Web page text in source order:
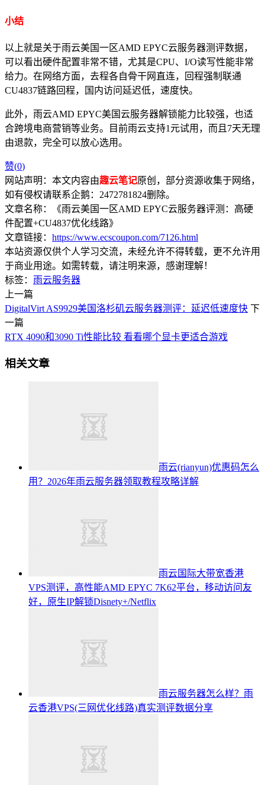
小结
以上就是关于雨云美国一区AMD EPYC云服务器测评数据，
可以看出硬件配置非常不错，尤其是CPU、I/O读写性能非常
给力。在网络方面，去程各自骨干网直连，回程强制联通
CU4837链路回程，国内访问延迟低，速度快。
此外，雨云AMD EPYC美国云服务器解锁能力比较强，也适
合跨境电商营销等业务。目前雨云支持1元试用，而且7天无理
由退款，完全可以放心选用。
赞(0)
网站声明：本文内容由趣云笔记原创，部分资源收集于网络，
如有侵权请联系企鹅：2472781824删除。
文章名称：《雨云美国一区AMD EPYC云服务器评测：高硬
件配置+CU4837优化线路》
文章链接： https://www.ecscoupon.com/7126.html
本站资源仅供个人学习交流，未经允许不得转载，更不允许用
于商业用途。如需转载，请注明来源，感谢理解！
标签： 雨云服务器
上一篇
DigitalVirt AS9929美国洛杉矶云服务器测评：延迟低速度快 下
一篇
RTX 4090和3090 Ti性能比较 看看哪个显卡更适合游戏
相关文章
雨云(rianyun)优惠码怎么
用？2026年雨云服务器领取教程攻略详解
雨云国际大带宽香港
VPS测评，高性能AMD EPYC 7K62平台，移动访问友
好，原生IP解锁Disnety+/Netflix
雨云服务器怎么样？雨
云香港VPS(三网优化线路)真实测评数据分享